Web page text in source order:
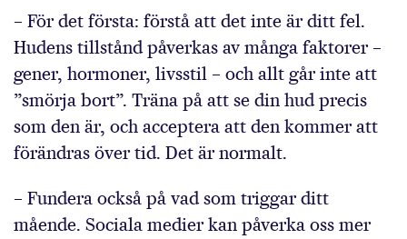
– För det första: förstå att det inte är ditt fel.
Hudens tillstånd påverkas av många faktorer –
gener, hormoner, livsstil – och allt går inte att
”smörja bort”. Träna på att se din hud precis
som den är, och acceptera att den kommer att
förändras över tid. Det är normalt.
– Fundera också på vad som triggar ditt
mående. Sociala medier kan påverka oss mer